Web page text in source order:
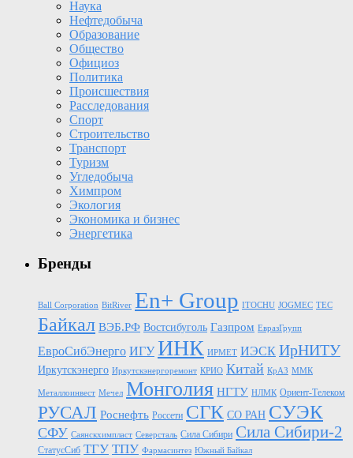
Наука
Нефтедобыча
Образование
Общество
Официоз
Политика
Происшествия
Расследования
Спорт
Строительство
Транспорт
Туризм
Угледобыча
Химпром
Экология
Экономика и бизнес
Энергетика
Бренды
Ball Corporation BitRiver En+ Group ITOCHU JOGMEC TEC
Байкал ВЭБ.РФ Востсибуголь Газпром ЕвразГрупп
ЕвроСибЭнерго ИГУ ИНК ИРМЕТ ИЭСК ИрНИТУ
Иркутскэнерго Иркутскэнергоремонт КРИО Китай КрАЗ ММК
Металлоинвест Мечел Монголия НГТУ НЛМК Ориент-Телеком
РУСАЛ Роснефть Россети СГК СО РАН СУЭК
СФУ Саянскхимпласт Северсталь Сила Сибири Сила Сибири-2
СтатусСиб ТГУ ТПУ Фармасинтез Южный Байкал